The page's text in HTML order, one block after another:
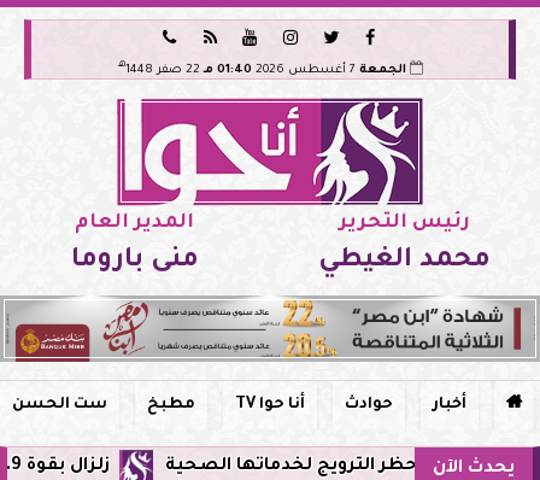






الجمعة 01:40 مـ 22 صفر 1448 هـ
رئيس التحرير
محمد الغيطي
المدير العام
منى باروما
 أخبار حوادث أنا حوا TV مطبخ ست الحسن
يحدث الآن زلزال بقوة 5.9 ريختر يشعر به سكان القاهرة وعدة محافظات.. مركزه شرق البحر المتوسط الترويج لخدماتها الصحية